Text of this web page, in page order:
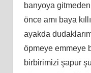
banyoya gitmeden
önce amı baya
ayakda
öpmeye emmeye
birbirimizi şapur